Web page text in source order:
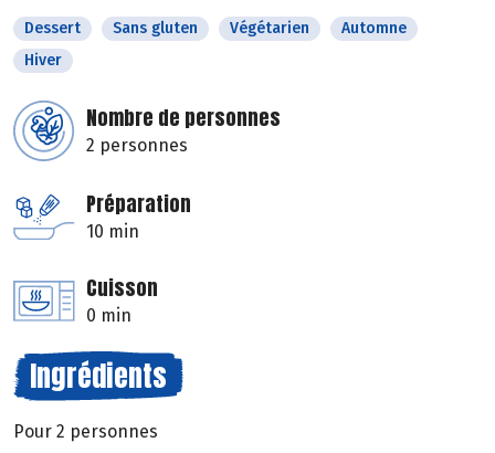
Dessert Sans gluten Végétarien
Automne
Hiver
Nombre de personnes
2 personnes
Préparation
10 min
Cuisson
0 min
Ingrédients
Pour 2 personnes